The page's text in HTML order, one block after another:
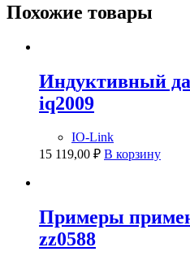
Похожие товары
Индуктивный
iq2009
IO-Link
15 119,00 ₽ В корзину
Примеры
zz0588